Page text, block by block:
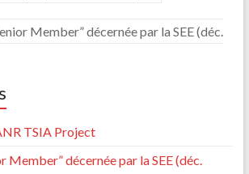
Member” décernée par la SEE (déc.
TSIA Project
Member” décernée par la SEE (déc.